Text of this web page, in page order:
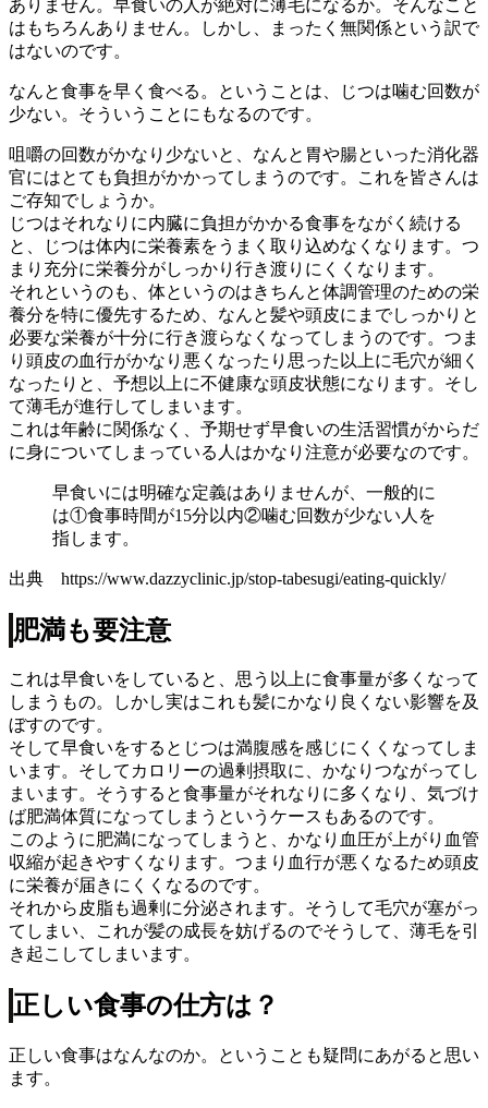
ありません。早食いの人が絶対に薄毛になるか。そんなこと
はもちろんありません。しかし、まったく無関係という訳で
はないのです。
なんと食事を早く食べる。ということは、じつは噛む回数が
少ない。そういうことにもなるのです。
咀嚼の回数がかなり少ないと、なんと胃や腸といった消化器
官にはとても負担がかかってしまうのです。これを皆さんは
ご存知でしょうか。
じつはそれなりに内臓に負担がかかる食事をながく続ける
と、じつは体内に栄養素をうまく取り込めなくなります。つ
まり充分に栄養分がしっかり行き渡りにくくなります。
それというのも、体というのはきちんと体調管理のための栄
養分を特に優先するため、なんと髪や頭皮にまでしっかりと
必要な栄養が十分に行き渡らなくなってしまうのです。つま
り頭皮の血行がかなり悪くなったり思った以上に毛穴が細く
なったりと、予想以上に不健康な頭皮状態になります。そし
て薄毛が進行してしまいます。
これは年齢に関係なく、予期せず早食いの生活習慣がからだ
に身についてしまっている人はかなり注意が必要なのです。
早食いには明確な定義はありませんが、一般的に
は①食事時間が15分以内②噛む回数が少ない人を
指します。
出典 https://www.dazzyclinic.jp/stop-tabesugi/eating-quickly/
肥満も要注意
これは早食いをしていると、思う以上に食事量が多くなって
しまうもの。しかし実はこれも髪にかなり良くない影響を及
ぼすのです。
そして早食いをするとじつは満腹感を感じにくくなってしま
います。そしてカロリーの過剰摂取に、かなりつながってし
まいます。そうすると食事量がそれなりに多くなり、気づけ
ば肥満体質になってしまうというケースもあるのです。
このように肥満になってしまうと、かなり血圧が上がり血管
収縮が起きやすくなります。つまり血行が悪くなるため頭皮
に栄養が届きにくくなるのです。
それから皮脂も過剰に分泌されます。そうして毛穴が塞がっ
てしまい、これが髪の成長を妨げるのでそうして、薄毛を引
き起こしてしまいます。
正しい食事の仕方は？
正しい食事はなんなのか。ということも疑問にあがると思い
ます。